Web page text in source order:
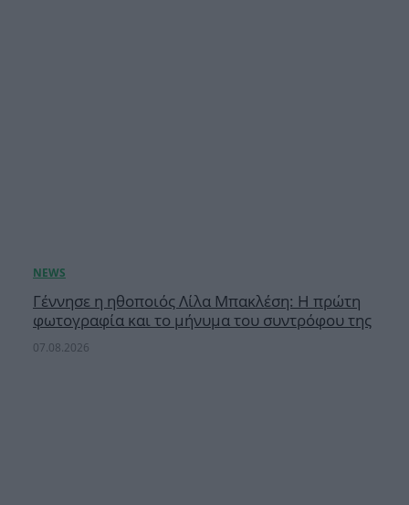
Γέννησε η ηθοποιός Λίλα Μπακλέση: Η πρώτη
φωτογραφία και το μήνυμα του συντρόφου της
07.08.2026